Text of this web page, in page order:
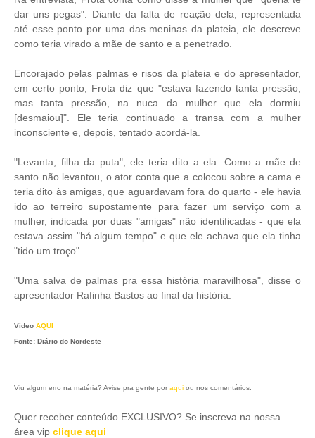
dar uns pegas". Diante da falta de reação dela, representada
até esse ponto por uma das meninas da plateia, ele descreve
como teria virado a mãe de santo e a penetrado.
Encorajado pelas palmas e risos da plateia e do apresentador,
em certo ponto, Frota diz que "estava fazendo tanta pressão,
mas tanta pressão, na nuca da mulher que ela dormiu
[desmaiou]". Ele teria continuado a transa com a mulher
inconsciente e, depois, tentado acordá-la.
"Levanta, filha da puta", ele teria dito a ela. Como a mãe de
santo não levantou, o ator conta que a colocou sobre a cama e
teria dito às amigas, que aguardavam fora do quarto - ele havia
ido ao terreiro supostamente para fazer um serviço com a
mulher, indicada por duas "amigas" não identificadas - que ela
estava assim "há algum tempo" e que ele achava que ela tinha
"tido um troço".
"Uma salva de palmas pra essa história maravilhosa", disse o
apresentador Rafinha Bastos ao final da história.
Vídeo AQUI
Fonte: Diário do Nordeste
Viu algum erro na matéria? Avise pra gente por aqui ou nos comentários.
Quer receber conteúdo EXCLUSIVO? Se inscreva na nossa
área vip clique aqui